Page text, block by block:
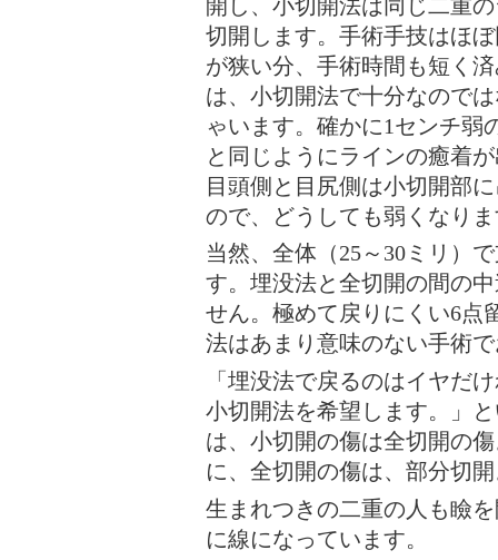
開し、小切開法は同じ二重
切開します。手術手技はほ
が狭い分、手術時間も短く
は、小切開法で十分なので
ゃいます。確かに1センチ弱
と同じようにラインの癒着
目頭側と目尻側は小切開部
ので、どうしても弱くなり
当然、全体（25～30ミリ）
す。埋没法と全切開の間の
せん。極めて戻りにくい6点
法はあまり意味のない手術
「埋没法で戻るのはイヤだ
小切開法を希望します。」
は、小切開の傷は全切開の
に、全切開の傷は、部分切
生まれつきの二重の人も瞼
に線になっています。